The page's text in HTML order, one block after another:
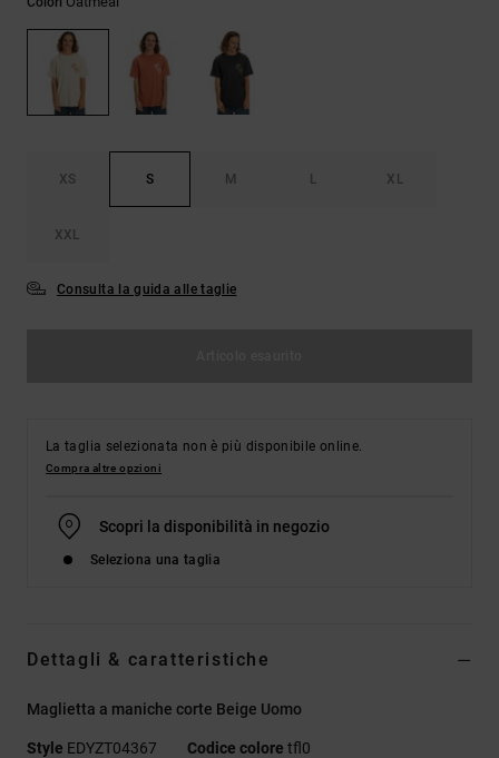
alle
domande
più
accedi al
modulo di
XS S M L XL
XXL
Consulta la guida alle taglie
La taglia selezionata non è più disponibile online.
Compra altre opzioni
Scopri la disponibilità in negozio
Seleziona una taglia
Dettagli & caratteristiche
Maglietta a maniche corte Beige Uomo
Style EDYZT04367 Codice colore tfl0